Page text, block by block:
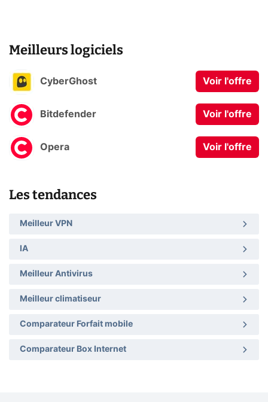
Meilleurs logiciels
CyberGhost Voir l'offre
Bitdefender Voir l'offre
Opera Voir l'offre
Les tendances
Meilleur VPN
IA
Meilleur Antivirus
Meilleur climatiseur
Comparateur Forfait mobile
Comparateur Box Internet